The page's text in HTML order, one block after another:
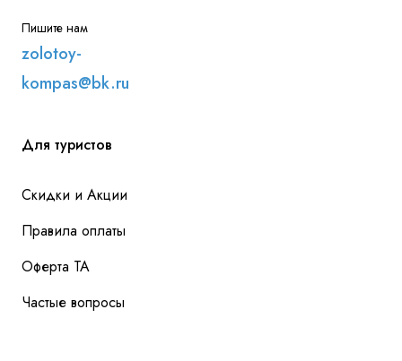
Пишите нам
zolotoy-
kompas@bk.ru
Для туристов
Скидки и Акции
Правила оплаты
Оферта ТА
Частые вопросы